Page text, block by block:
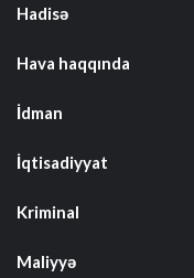
Hadisə
Hava haqqında
İdman
İqtisadiyyat
Kriminal
Maliyyə